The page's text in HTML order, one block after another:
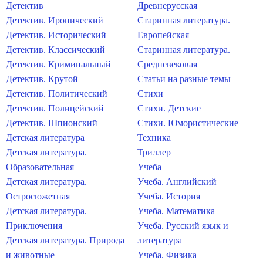
Детектив
Детектив. Иронический
Детектив. Исторический
Детектив. Классический
Детектив. Криминальный
Детектив. Крутой
Детектив. Политический
Детектив. Полицейский
Детектив. Шпионский
Детская литература
Детская литература.
Образовательная
Детская литература.
Остросюжетная
Детская литература.
Приключения
Детская литература. Природа
и животные
Древнерусская
Старинная литература.
Европейская
Старинная литература.
Средневековая
Статьи на разные темы
Стихи
Стихи. Детские
Стихи. Юмористические
Техника
Триллер
Учеба
Учеба. Английский
Учеба. История
Учеба. Математика
Учеба. Русский язык и
литература
Учеба. Физика